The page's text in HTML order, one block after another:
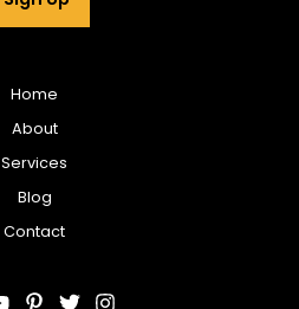
Home
About
Services
Blog
Contact